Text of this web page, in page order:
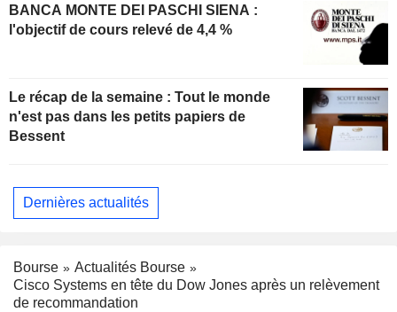
BANCA MONTE DEI PASCHI SIENA :
l'objectif de cours relevé de 4,4 %
Le récap de la semaine : Tout le monde
n'est pas dans les petits papiers de
Bessent
Dernières actualités
Bourse
Actualités Bourse
Cisco Systems en tête du Dow Jones après un relèvement
de recommandation